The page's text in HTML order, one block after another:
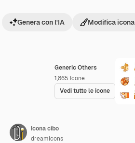
Generic Others
1,865 Icone
Vedi tutte le icone
Genera con l'IA Modifica icona
Icona cibo
dreamicons